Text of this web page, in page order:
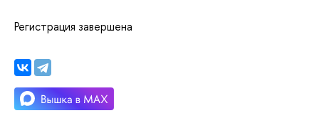
Регистрация завершена